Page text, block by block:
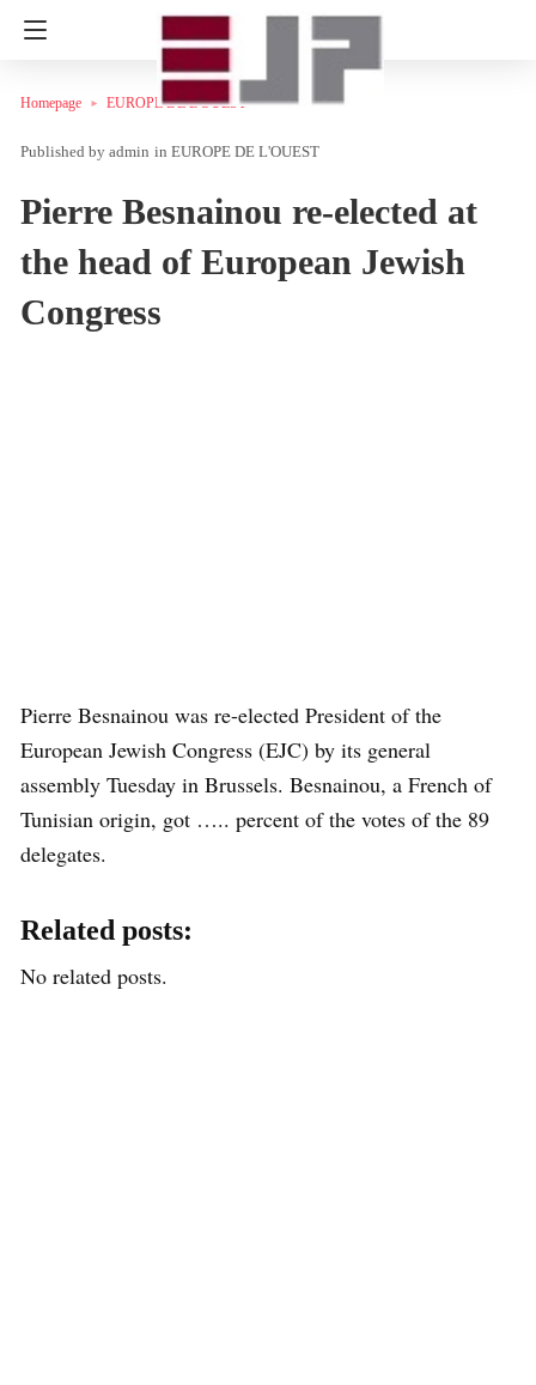
Homepage EUROPE DE L'OUEST
admin in EUROPE DE L'OUEST
Pierre Besnainou re-elected at
the head of European Jewish
Congress
Pierre Besnainou was re-elected President of the
European Jewish Congress (EJC) by its general
assembly Tuesday in Brussels. Besnainou, a French of
Tunisian origin, got ….. percent of the votes of the 89
delegates.
Related posts:
No related posts.